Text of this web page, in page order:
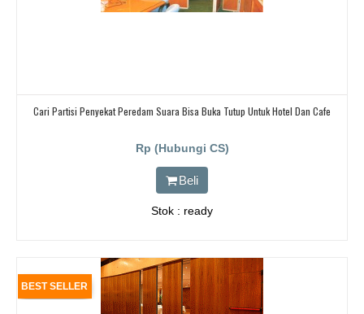
Cari Partisi Penyekat Peredam Suara Bisa Buka Tutup Untuk Hotel Dan Cafe
Rp (Hubungi CS)
Beli
Stok : ready
BEST SELLER